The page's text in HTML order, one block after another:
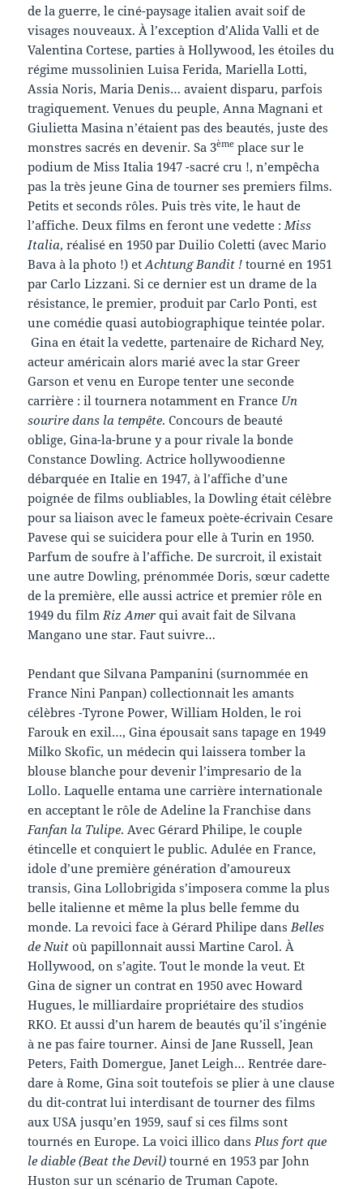
de la guerre, le ciné-paysage italien avait soif de
visages nouveaux. À l’exception d’Alida Valli et de
Valentina Cortese, parties à Hollywood, les étoiles du
régime mussolinien Luisa Ferida, Mariella Lotti,
Assia Noris, Maria Denis… avaient disparu, parfois
tragiquement. Venues du peuple, Anna Magnani et
Giulietta Masina n’étaient pas des beautés, juste des
monstres sacrés en devenir. Sa 3ème place sur le
podium de Miss Italia 1947 -sacré cru !, n’empêcha
pas la très jeune Gina de tourner ses premiers films.
Petits et seconds rôles. Puis très vite, le haut de
l’affiche. Deux films en feront une vedette : Miss
Italia, réalisé en 1950 par Duilio Coletti (avec Mario
Bava à la photo !) etAchtung Bandit ! tourné en 1951
par Carlo Lizzani. Si ce dernier est un drame de la
résistance, le premier, produit par Carlo Ponti, est
une comédie quasi autobiographique teintée polar.
Gina en était la vedette, partenaire de Richard Ney,
acteur américain alors marié avec la star Greer
Garson et venu en Europe tenter une seconde
carrière : il tournera notamment en France Un
sourire dans la tempête. Concours de beauté
oblige, Gina-la-brune y a pour rivale la bonde
Constance Dowling. Actrice hollywoodienne
débarquée en Italie en 1947, à l’affiche d’une
poignée de films oubliables, la Dowling était célèbre
pour sa liaison avec le fameux poète-écrivain Cesare
Pavese qui se suicidera pour elle à Turin en 1950.
Parfum de soufre à l’affiche. De surcroit, il existait
une autre Dowling, prénommée Doris, sœur cadette
de la première, elle aussi actrice et premier rôle en
1949 du film Riz Amer qui avait fait de Silvana
Mangano une star. Faut suivre…
Pendant que Silvana Pampanini (surnommée en
France Nini Panpan) collectionnait les amants
célèbres -Tyrone Power, William Holden, le roi
Farouk en exil…, Gina épousait sans tapage en 1949
Milko Skofic, un médecin qui laissera tomber la
blouse blanche pour devenir l’impresario de la
Lollo. Laquelle entama une carrière internationale
en acceptant le rôle de Adeline la Franchise dans
Fanfan la Tulipe. Avec Gérard Philipe, le couple
étincelle et conquiert le public. Adulée en France,
idole d’une première génération d’amoureux
transis, Gina Lollobrigida s’imposera comme la plus
belle italienne et même la plus belle femme du
monde. La revoici face à Gérard Philipe dans Belles
de Nuit où papillonnait aussi Martine Carol. À
Hollywood, on s’agite. Tout le monde la veut. Et
Gina de signer un contrat en 1950 avec Howard
Hugues, le milliardaire propriétaire des studios
RKO. Et aussi d’un harem de beautés qu’il s’ingénie
à ne pas faire tourner. Ainsi de Jane Russell, Jean
Peters, Faith Domergue, Janet Leigh… Rentrée dare-
dare à Rome, Gina soit toutefois se plier à une clause
du dit-contrat lui interdisant de tourner des films
aux USA jusqu’en 1959, sauf si ces films sont
tournés en Europe. La voici illico dans Plus fort que
le diable (Beat the Devil) tourné en 1953 par John
Huston sur un scénario de Truman Capote.